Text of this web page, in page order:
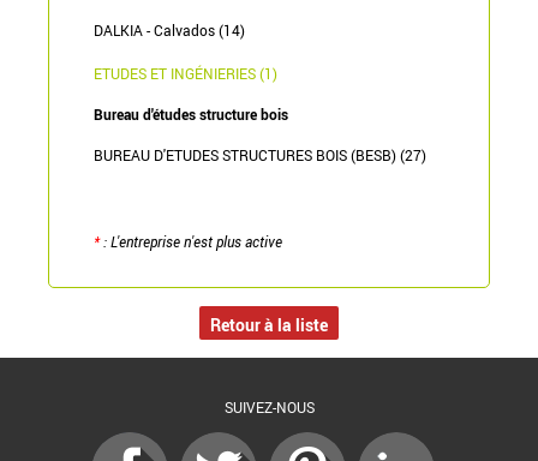
DALKIA - Calvados (14)
ETUDES ET INGÉNIERIES (1)
Bureau d'études structure bois
BUREAU D'ETUDES STRUCTURES BOIS (BESB) (27)
*: L'entreprise n'est plus active
Retour à la liste
SUIVEZ-NOUS